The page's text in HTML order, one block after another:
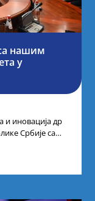
нашим
у
и иновација др
Србије са